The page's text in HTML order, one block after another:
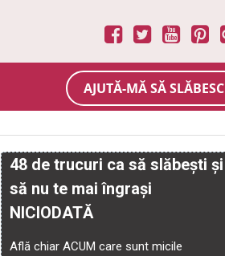
AJUTĂ-MĂ SĂ SLĂBESC